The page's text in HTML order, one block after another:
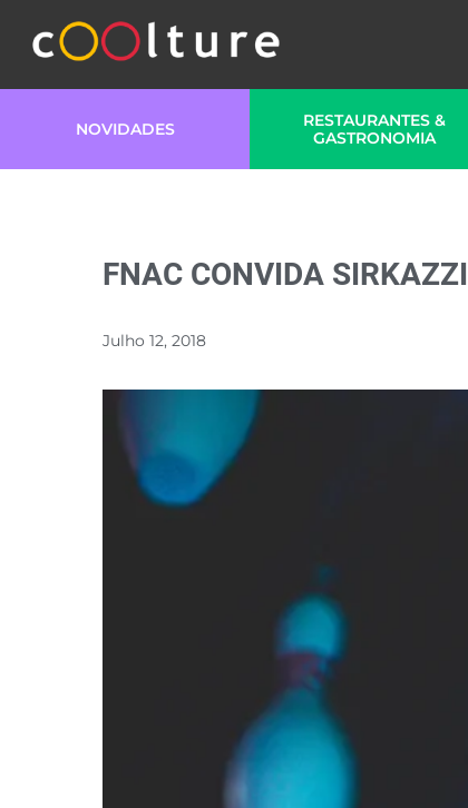
NOVIDADES
RESTAURANTES &
GASTRONOMIA
FNAC CONVIDA
Julho 12, 2018